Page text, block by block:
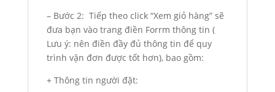
– Bước 2: Tiếp theo click “Xem giỏ hàng” sẽ
đưa bạn vào trang điền Forrm thông tin (
Lưu ý: nên điền đầy đủ thông tin để quy
trình vận đơn được tốt hơn), bao gồm:
+ Thông tin người đặt: